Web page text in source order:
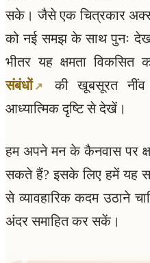
सके। जैसे एक चित्रकार
को नई समझ के साथ पुनः
भीतर यह क्षमता
संबंधों
की खूबसूरत
आध्यात्मिक दृष्टि से देखें।
हम अपने मन के कैनवास पर
सकते हैं? इसके लिए हमें यह
से व्यावहारिक कदम उठाने
अंदर समाहित कर सकें।